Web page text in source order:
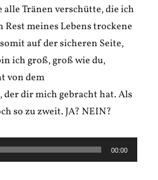
Tränen verschütte, die ich
Rest meines Lebens trockene
auf der sicheren Seite,
ich groß, groß wie du,
von dem
der dir mich gebracht hat. Als
so zu zweit. JA? NEIN?
00:00